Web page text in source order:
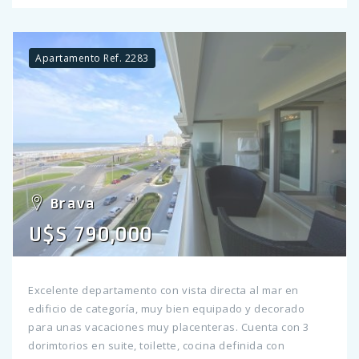
Apartamento Ref. 2283
Brava
U$S 790,000
Excelente departamento con vista directa al mar en
edificio de categoría, muy bien equipado y decorado
para unas vacaciones muy placenteras. Cuenta con 3
dorimtorios en suite, toilette, cocina definida con